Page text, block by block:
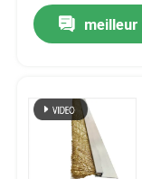
Produits